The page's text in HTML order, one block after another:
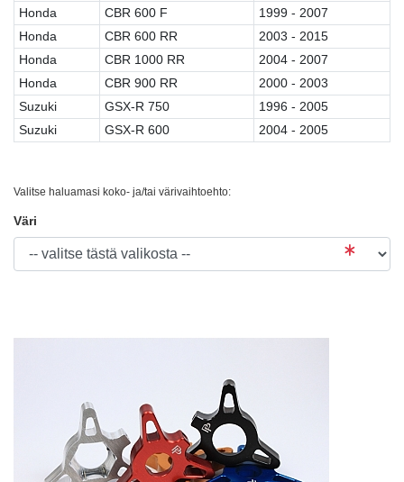
Honda
CBR 600 F
1999 - 2007
Honda
CBR 600 RR
2003 - 2015
Honda
CBR 1000 RR
2004 - 2007
Honda
CBR 900 RR
2000 - 2003
Suzuki
GSX-R 750
1996 - 2005
Suzuki
GSX-R 600 2004 - 2005
Valitse haluamasi koko- ja/tai värivaihtoehto:
Väri